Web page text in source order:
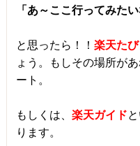
「あ～ここ行ってみた
と思ったら！！ 楽天たび
ょう。もしその場所が
ート。
もしくは、 楽天ガイド
ります。